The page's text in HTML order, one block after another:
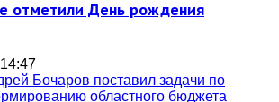
отметили День рождения